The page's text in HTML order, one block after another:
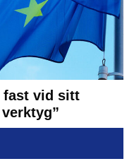
fast vid sitt